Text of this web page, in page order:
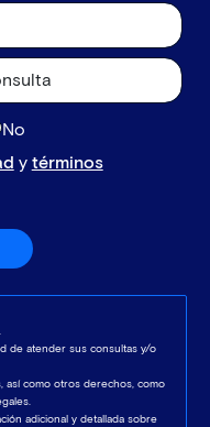
No
y términos
de atender sus consultas y/o
así como otros derechos, como
adicional y detallada sobre